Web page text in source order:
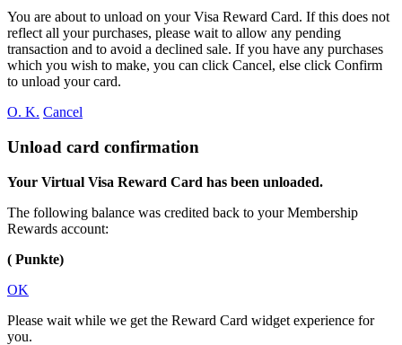
You are about to unload on yourVisa Reward Card. If this does not
reflect all your purchases, please wait to allow any pending
transaction and to avoid a declined sale. If you have any purchases
which you wish to make, you can click Cancel, else click Confirm
to unload your card.
O. K. Cancel
Unload card confirmation
Your Virtual Visa Reward Card has been unloaded.
The following balance was credited back to your Membership
Rewards account:
( Punkte)
OK
Please wait while we get the Reward Card widget experience for
you.